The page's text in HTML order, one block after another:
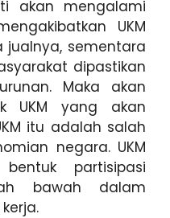
akan mengalami
UKM
jualnya, sementara
dipastikan
Maka akan
UKM yang akan
itu adalah salah
negara. UKM
partisipasi
bawah dalam